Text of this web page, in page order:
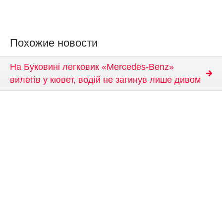
Похожие новости
На Буковині легковик «Mercedes-Benz»
вилетів у кювет, водій не загинув лише дивом